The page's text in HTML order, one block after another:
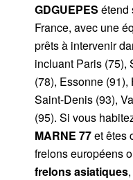
GDGUEPES étend
France, avec une
prêts à intervenir
incluant Paris (75),
(78), Essonne
Saint-Denis (93),
(95). Si vous
MARNE 77et êtes
frelons européens
frelons asiatiques